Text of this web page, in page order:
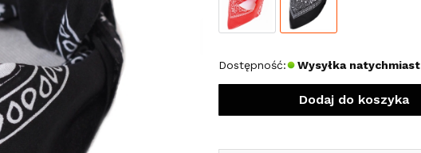
Dostępność: Wysyłka natychmiast
Dodaj do koszyka